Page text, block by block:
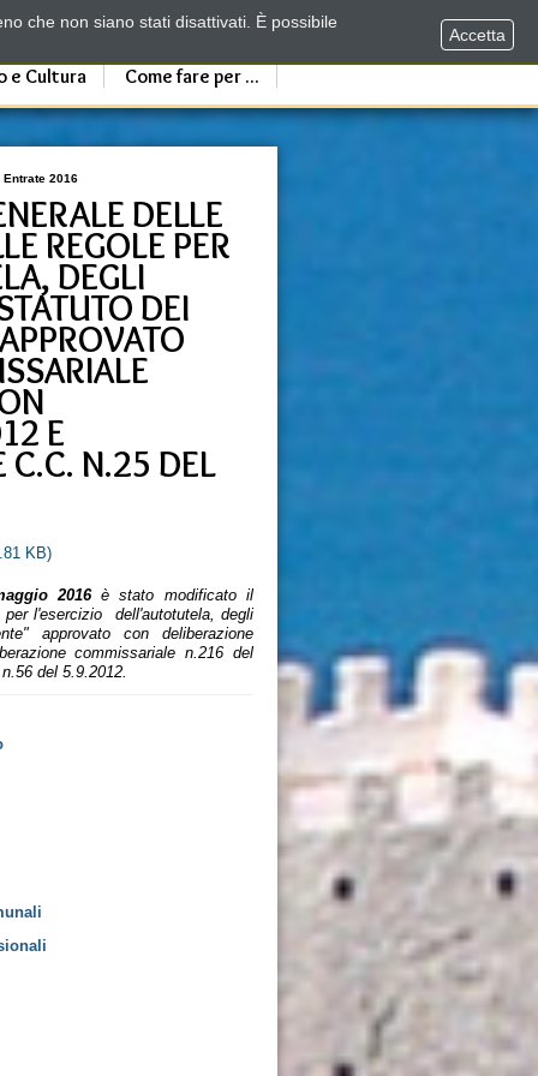
e Cultura Come fare per ...
2016
DELLE
REGOLE PER
DEGLI
DEI
E
C.C. N.25 DEL
KB)
2016è stato modificato il
per l'esercizio dell'autotutela, degli
approvato con deliberazione
commissariale n.216 del
del 5.9.2012.
che non siano stati disattivati. È possibile
Accetta